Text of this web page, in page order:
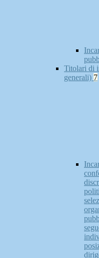
Titolari di
generali) 7